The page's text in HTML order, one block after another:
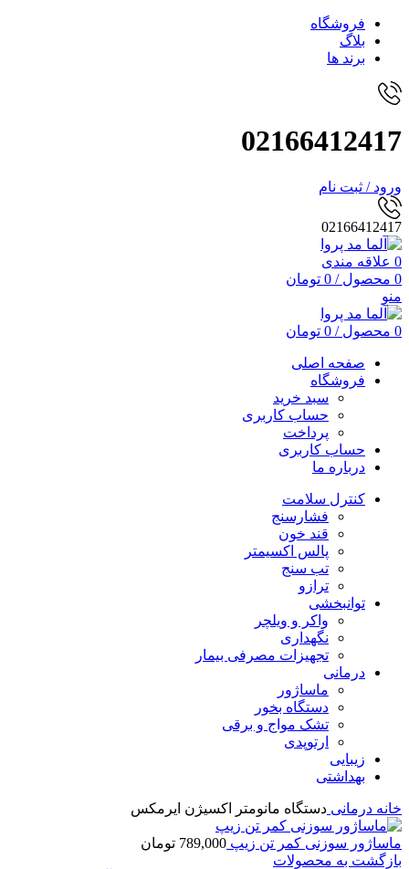
فروشگاه
بلاگ
برند ها
02166412417
ورود / ثبت نام
02166412417
0 علاقه مندی
0 محصول /
0 تومان
منو
0 محصول /
0 تومان
صفحه اصلی
فروشگاه
سبد خرید
حساب کاربری
پرداخت
حساب کاربری
درباره ما
کنترل سلامت
فشارسنج
قند خون
پالس اکسیمتر
تب سنج
ترازو
توانبخشی
واکر و ویلچر
نگهداری
تجهیزات مصرفی بیمار
درمانی
ماساژور
دستگاه بخور
تشک مواج و برقی
ارتوپدی
زیبایی
بهداشتی
خانه درمانی دستگاه مانومتر اکسیژن ایرمکس
ماساژور سوزنی کمر تن زیپ 789,000 تومان
بازگشت به محصولات